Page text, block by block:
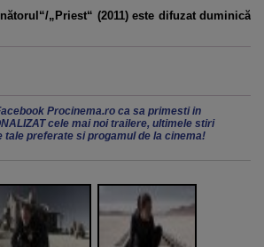
„Priest“ (2011) este difuzat duminică
Procinema.ro ca sa primesti in
cele mai noi trailere, ultimele stiri
preferate si progamul de la cinema!